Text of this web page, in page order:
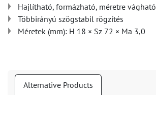
Hajlítható, formázható, méretre vágható
Többirányú szögstabil rögzítés
Méretek (mm): H 18 × Sz 72 × Ma 3,0
Alternative Products